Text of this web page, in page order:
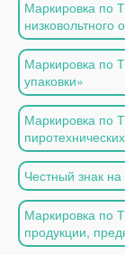
Маркировка по
низковольтного
Маркировка по
упаковки»
Маркировка по
Честный знак
Маркировка по
продукции,